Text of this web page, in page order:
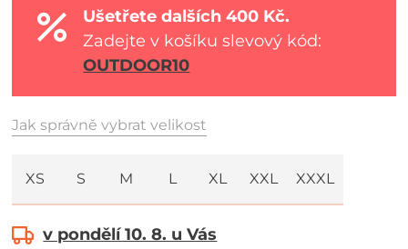
Ušetřete dalších 400 Kč.
Zadejte v košíku slevový kód:
OUTDOOR10
Jak správně vybrat velikost
XS S M L XL XXL XXXL
v pondělí 10. 8. u Vás